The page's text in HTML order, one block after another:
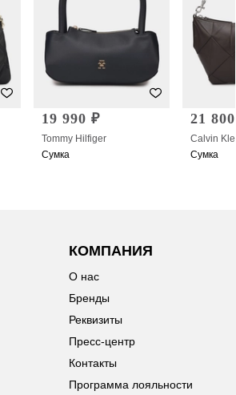
19 990 ₽
Tommy Hilfiger
Сумка
21
Calvin
Сумка
КОМПАНИЯ
О нас
Бренды
Реквизиты
Пресс-центр
Контакты
Программа лояльности